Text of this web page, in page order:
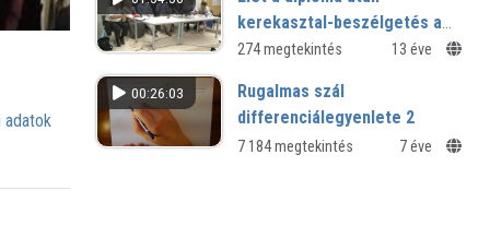
adatok
kerekasztal-beszélgetés a
pályakezdőkért, nem csak
274 megtekintés 13 éve
00:26:03
Rugalmas szál
differenciálegyenlete 2
7 184 megtekintés 7 éve